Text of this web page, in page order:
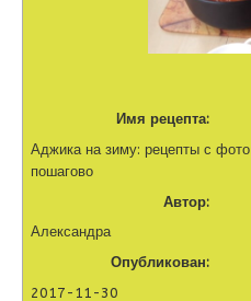
Имя рецепта:
Аджика на зиму: рецепты с фото
пошагово
Автор:
Александра
Опубликован:
2017-11-30